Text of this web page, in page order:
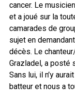
cancer. Le
et a joué sur la
camarades de
sujet en
décès. Le
Grazladel, a posté
Sans lui, il n’y
batteur et nous a